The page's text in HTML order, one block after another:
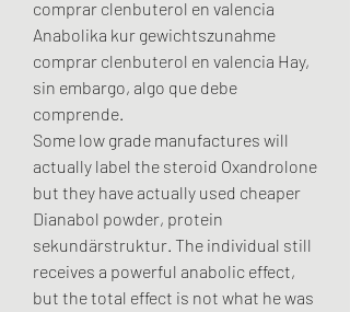
comprar clenbuterol en valencia
Anabolika kur gewichtszunahme
comprar clenbuterol en valencia Hay,
sin embargo, algo que debe
comprende.
Some low grade manufactures will
actually label the steroid Oxandrolone
but they have actually used cheaper
Dianabol powder, protein
sekundärstruktur. The individual still
receives a powerful anabolic effect,
but the total effect is not what he was